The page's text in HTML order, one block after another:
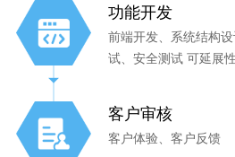
功能开发
前端开发、系统结构
试、安全测试 可延展性
客户审核
客户体验、客户反馈